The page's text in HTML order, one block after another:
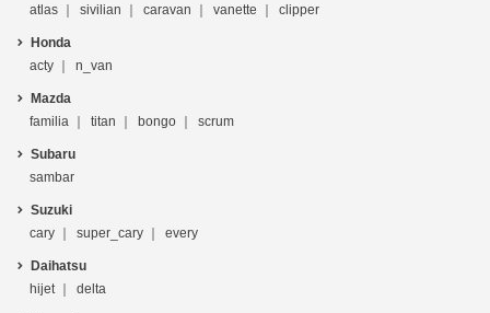
atlas
sivilian caravan vanette clipper
Honda
acty
n_van
Mazda
familia
titan bongo scrum
Subaru
sambar
Suzuki
cary
super_cary every
Daihatsu
hijet
delta